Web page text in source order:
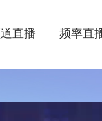
直播 频率直